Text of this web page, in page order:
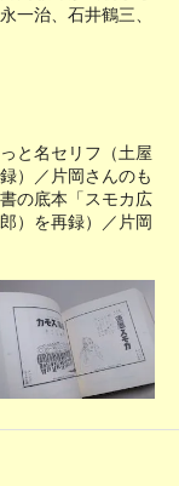
一治、石井鶴三、
と名セリフ（土屋
）／片岡さんのも
の底本「スモカ広
）を再録）／片岡